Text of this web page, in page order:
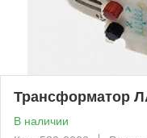
Трансформатор
В наличии